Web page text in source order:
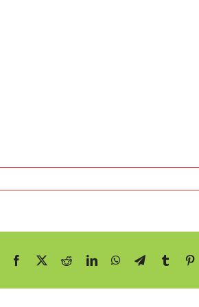
Facebook RedditLinkedInWhatsApp
TelegramTumblr